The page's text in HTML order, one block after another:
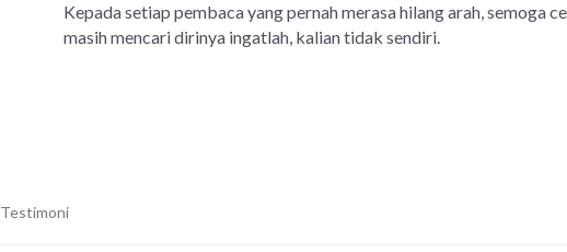
Kepada setiap pembaca yang pernah merasa hilang arah, semoga
masih mencari dirinya ingatlah, kalian tidak sendiri.
Testimoni